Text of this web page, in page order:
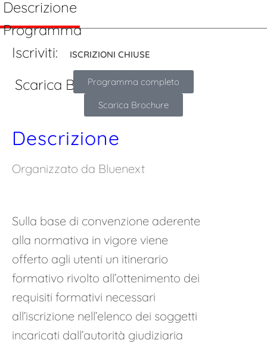
Descrizione
Programma
Iscriviti:
ISCRIZIONI CHIUSE
Scarica BrochureProgramma completo
Scarica Brochure
Descrizione
Organizzato da Bluenext
Sulla base di convenzione aderente
alla normativa in vigore viene
offerto agli utenti un itinerario
formativo rivolto all’ottenimento dei
requisiti formativi necessari
all’iscrizione nell’elenco dei soggetti
incaricati dall’autorità giudiziaria